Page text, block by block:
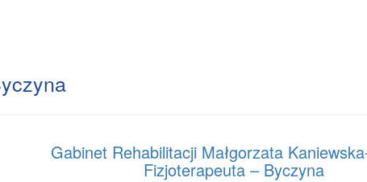
Gabinet Rehabilitacji Małgorzata
Fizjoterapeuta – Byczyna